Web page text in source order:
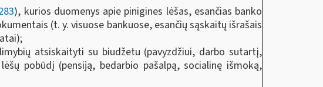
), kurios duomenys apie pinigines lėšas, esančias banko
(t. y. visuose bankuose, esančių sąskaitų išrašais
atsiskaityti su biudžetu (pavyzdžiui, darbo sutartį,
pobūdį (pensiją, bedarbio pašalpą, socialinę išmoką,